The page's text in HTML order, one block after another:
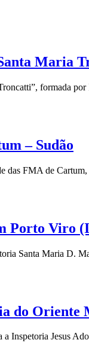
Maria
formada
– Sudão
FMA de
Porto Viro
Santa Maria
do Oriente
Inspetoria Jesus